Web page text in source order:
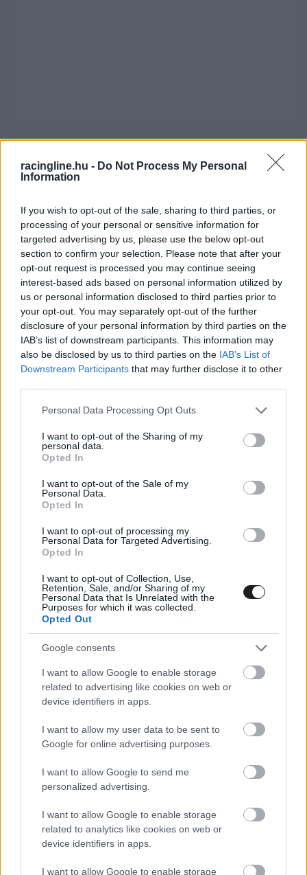
racingline.hu - Do Not Process My Personal
Information
If you wish to opt-out of the sale, sharing to third parties, or
processing of your personal or sensitive information for
targeted advertising by us, please use the below opt-out
section to confirm your selection. Please note that after your
opt-out request is processed you may continue seeing
interest-based ads based on personal information utilized by
us or personal information disclosed to third parties prior to
your opt-out. You may separately opt-out of the further
disclosure of your personal information by third parties on the
IAB’s list of downstream participants. This information may
also be disclosed by us to third parties on the IAB’s List of
Downstream Participants that may further disclose it to other
Please note that this website/app uses one or more Google
not limited to your visit or usage behaviour. You may click to
grant or deny consent to Google and its third-party tags to
use your data for below specified purposes in below Google
consent section.
Personal Data Processing Opt Outs
I want to opt-out of the Sharing of my
personal data.
Opted In
I want to opt-out of the Sale of my
Personal Data.
Opted In
I want to opt-out of processing my
Personal Data for Targeted Advertising.
Opted In
I want to opt-out of Collection, Use,
Retention, Sale, and/or Sharing of my
Personal Data that Is Unrelated with the
Purposes for which it was collected.
Opted Out
Google consents
I want to allow Google to enable storage
related to advertising like cookies on web or
device identifiers in apps.
I want to allow my user data to be sent to
Google for online advertising purposes.
I want to allow Google to send me
personalized advertising.
I want to allow Google to enable storage
related to analytics like cookies on web or
device identifiers in apps.
I want to allow Google to enable storage
A két élen álló Hyundai hamar meggyőző előnyt
épített ki, a harmadik helyre kerülő Girolami
ellen.
Tassi Attila nem tudott tiszta versenyt futni, őt
Coronel lökte ki a harmadik körben, ezzel pedig
sok pozíciót vesztett. A hollandot büntették is a
manővere miatt.
Berthon nem tétlenkedett sokáig Guerrieri
a harmadik helyet. Megforgása után Catsburg
A másik két Hyundai kettős győzelmét senki
sem veszélyeztette, a mögöttük záró Berthon
sem. Girolami lett végül a negyedik, hiába előzte
meg Coronel, ugye őt büntették, így a 4-ről a 6.
helyre esett vissza, ezzel nyert Catsburg egy
újabb pozíciót.
Azcona győzelmével már 53 ponttal vezeti az
összetettet, a hétvége második versenye pedig